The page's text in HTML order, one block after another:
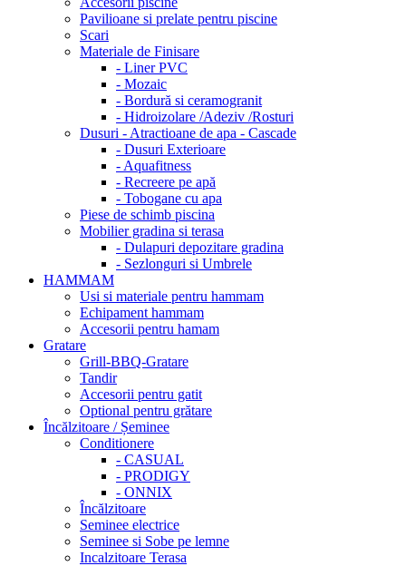
Pavilioane si prelate pentru piscine
Scari
Materiale de Finisare
- Liner PVC
- Mozaic
- Bordură si ceramogranit
- Hidroizolare /Adeziv /Rosturi
Dusuri - Atractioane de apa - Cascade
- Dusuri Exterioare
- Aquafitness
- Recreere pe apă
- Tobogane cu apa
Piese de schimb piscina
Mobilier gradina si terasa
- Dulapuri depozitare gradina
- Sezlonguri si Umbrele
HAMMAM
Usi si materiale pentru hammam
Echipament hammam
Accesorii pentru hamam
Gratare
Grill-BBQ-Gratare
Tandir
Accesorii pentru gatit
Optional pentru grătare
Încălzitoare / Șeminee
Conditionere
- CASUAL
- PRODIGY
- ONNIX
Încălzitoare
Seminee electrice
Seminee si Sobe pe lemne
Incalzitoare Terasa